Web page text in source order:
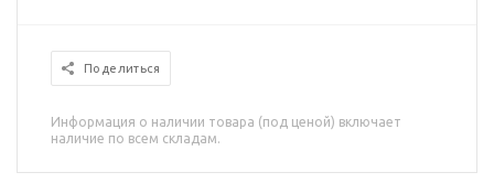
Поделиться
Информация о наличии товара (под ценой) включает
наличие по всем складам.